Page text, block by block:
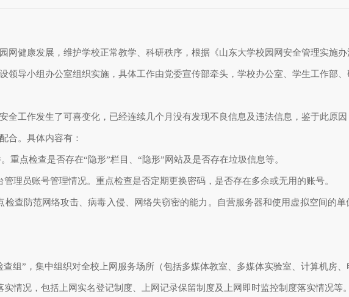
网健康发展，维护学校正常教学、科研秩序，根据《山东大学校园网安全管理实施
领导小组办公室组织实施，具体工作由党委宣传部牵头，学校办公室、学生工作部
全工作发生了可喜变化，已经连续几个月没有发现不良信息及违法信息，鉴于此
合。具体内容有：
重点检查是否存在“隐形”栏目、“隐形”网站及是否存在垃圾信息等。
理员账号管理情况。重点检查是否定期更换密码，是否存在多余或无用的账号。
检查防范网络攻击、病毒入侵、网络失窃密的能力。自营服务器和使用虚拟空间的
组”，集中组织对全校上网服务场所（包括多媒体教室、多媒体实验室、计算机房
情况，包括上网实名登记制度、上网记录保留制度及上网即时监控制度落实情况等。